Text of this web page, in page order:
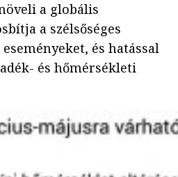
a globális
a szélsőséges
és hatással
és hőmérsékleti